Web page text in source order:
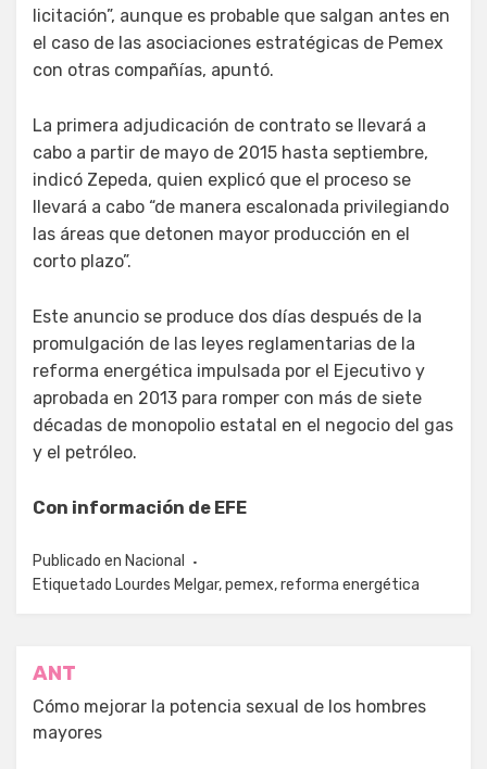
licitación”, aunque es probable que salgan antes en
el caso de las asociaciones estratégicas de Pemex
con otras compañías, apuntó.
La primera adjudicación de contrato se llevará a
cabo a partir de mayo de 2015 hasta septiembre,
indicó Zepeda, quien explicó que el proceso se
llevará a cabo “de manera escalonada privilegiando
las áreas que detonen mayor producción en el
corto plazo”.
Este anuncio se produce dos días después de la
promulgación de las leyes reglamentarias de la
reforma energética impulsada por el Ejecutivo y
aprobada en 2013 para romper con más de siete
décadas de monopolio estatal en el negocio del gas
y el petróleo.
Con información de EFE
Publicado en Nacional
Etiquetado Lourdes Melgar,pemex,reforma energética
Navegación
de
entradas
ANT
Cómo mejorar la potencia sexual de los hombres
mayores